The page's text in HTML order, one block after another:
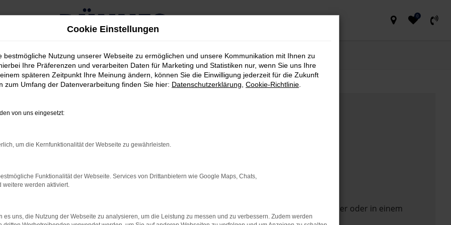
0
das Laden bestimmter Seiten verhindern. Funktioniert die Seite in einem anderen Browser oder in einem
Cookie Einstellungen
bestmögliche Nutzung unserer Webseite zu ermöglichen und unsere Kommunikation mit Ihnen zu
Ihre Präferenzen und verarbeiten Daten für Marketing und Statistiken nur, wenn Sie uns Ihre
späteren Zeitpunkt Ihre Meinung ändern, können Sie die Einwilligung jederzeit für die Zukunft
zum Umfang der Datenverarbeitung finden Sie hier: Datenschutzerklärung Cookie-Richtlinie
von uns eingesetzt:
um die Kernfunktionalität der Webseite zu gewährleisten.
Funktionalität der Webseite. Services von Drittanbietern wie Google Maps, Chats,
weitere werden aktiviert.
es uns, die Nutzung der Webseite zu analysieren, um die Leistung zu messen und zu verbessern. Zudem werden